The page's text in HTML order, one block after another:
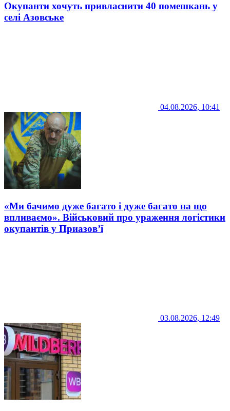
Окупанти хочуть привласнити 40 помешкань у
селі Азовське
04.08.2026, 10:41
«Ми бачимо дуже багато і дуже багато на що
впливаємо». Військовий про ураження логістики
окупантів у Приазов’ї
03.08.2026, 12:49